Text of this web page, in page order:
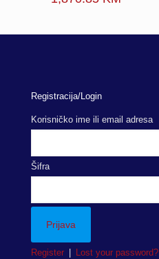
Registracija/Login
Korisničko ime ili email adresa
Šifra
Register Lost your password?